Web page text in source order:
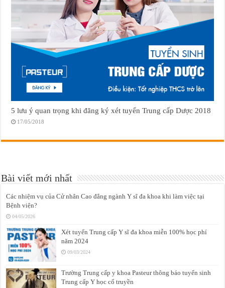
5 lưu ý quan trọng khi đăng ký xét tuyển Trung cấp Dược 2018
17/05/2018
Bài viết mới nhất
Các nhiệm vụ của Cử nhân Cao đẳng ngành Y sĩ đa khoa khi làm việc tại
Bệnh viện?
04/05/2026
Xét tuyển Trung cấp Y sĩ đa khoa miễn 100% học phí
năm 2024
09/03/2024
Trường Trung cấp y khoa Pasteur thông báo tuyển sinh
Trung cấp Y học cổ truyền